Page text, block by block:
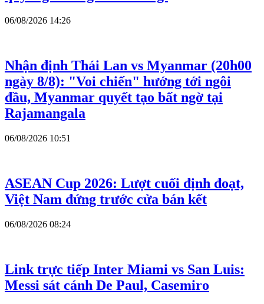
06/08/2026 14:26
Nhận định Thái Lan vs Myanmar (20h00
ngày 8/8): "Voi chiến" hướng tới ngôi
đầu, Myanmar quyết tạo bất ngờ tại
Rajamangala
06/08/2026 10:51
ASEAN Cup 2026: Lượt cuối định đoạt,
Việt Nam đứng trước cửa bán kết
06/08/2026 08:24
Link trực tiếp Inter Miami vs San Luis:
Messi sát cánh De Paul, Casemiro